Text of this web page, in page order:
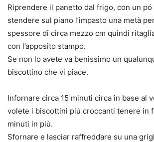
Riprendere il panetto dal frigo, con un
stendere sul piano l’impasto una metà
spessore di circa mezzo cm quindi
con l’apposito stampo.
Se non lo avete va benissimo un
biscottino che vi piace.
Infornare circa 15 minuti circa in base al
volete i biscottini più croccanti tenere in
minuti in più.
Sfornare e lasciar raffreddare su una